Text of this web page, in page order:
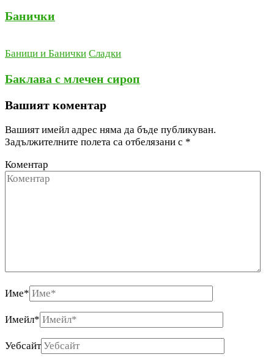
Банички
Баници и Банички Сладки
Баклава с млечен сироп
Вашият коментар
Вашият имейл адрес няма да бъде публикуван.
Задължителните полета са отбелязани с *
Коментар
Име*
Имейл*
Уебсайт